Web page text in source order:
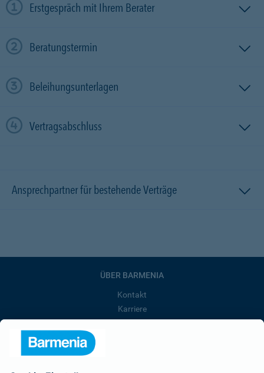
Erstgespräch mit Ihrem Berater
Beratungstermin
Beleihungsunterlagen
Vertragsabschluss
Ansprechpartner für bestehende Verträge
ÜBER BARMENIA
Kontakt
Karriere